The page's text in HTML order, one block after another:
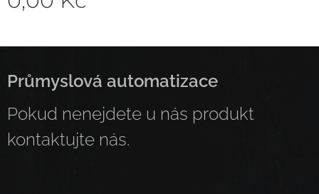
Průmyslová automatizace
Pokud nenejdete u nás produkt
kontaktujte nás.